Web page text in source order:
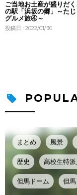
ご当地お土産が盛りだ
の駅「浜坂の郷」～た
グルメ旅④～
投稿日 : 2022/01/30
まとめ 風景
歴史 高校生特派
但馬ドーム 但馬